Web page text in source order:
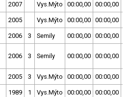
2007 Vys.Mýto 00:00,00 00:00,00
2005 Vys.Mýto 00:00,00 00:00,00
2006 3 Semily 00:00,00 00:00,00
2006 3 Semily 00:00,00 00:00,00
2005 3 Vys.Mýto 00:00,00 00:00,00
1989 1 Vys.Mýto 00:00,00 00:00,00